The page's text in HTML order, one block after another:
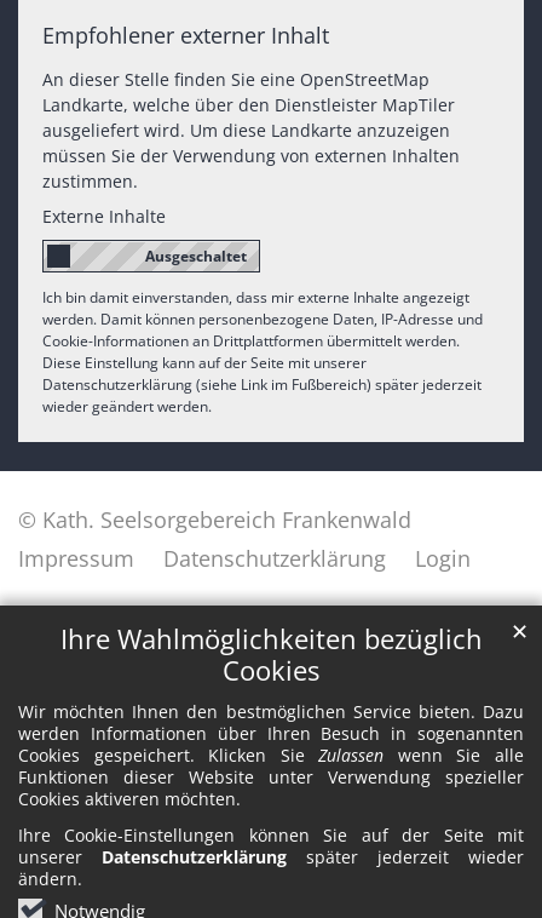
Ihre Wahlmöglichkeiten bezüglich
Cookies
Wir möchten Ihnen den bestmöglichen Service bieten. Dazu
werden Informationen über Ihren Besuch in sogenannten
Cookies gespeichert. Klicken SieZulassen wenn Sie alle
Funktionen dieser Website unter Verwendung spezieller
Cookies aktiveren möchten.
Ihre Cookie-Einstellungen können Sie auf der Seite mit
unserer Datenschutzerklärung später jederzeit wieder
ändern.
Notwendig
✕
Empfohlener externer Inhalt
An dieser Stelle finden Sie eine OpenStreetMap
Landkarte, welche über den Dienstleister MapTiler
ausgeliefert wird. Um diese Landkarte anzuzeigen
müssen Sie der Verwendung von externen Inhalten
zustimmen.
Externe Inhalte
Ich bin damit einverstanden, dass mir externe Inhalte angezeigt
werden. Damit können personenbezogene Daten, IP-Adresse und
Cookie-Informationen an Drittplattformen übermittelt werden.
Diese Einstellung kann auf der Seite mit unserer
Datenschutzerklärung (siehe Link im Fußbereich) später jederzeit
wieder geändert werden.
© Kath. Seelsorgebereich Frankenwald
Impressum
Datenschutzerklärung Login